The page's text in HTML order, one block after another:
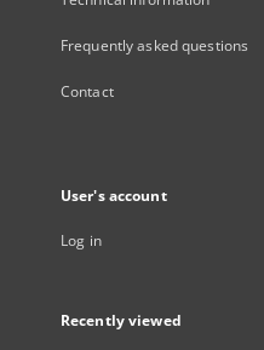
Frequently asked questions
Contact
User's account
Log in
Recently viewed